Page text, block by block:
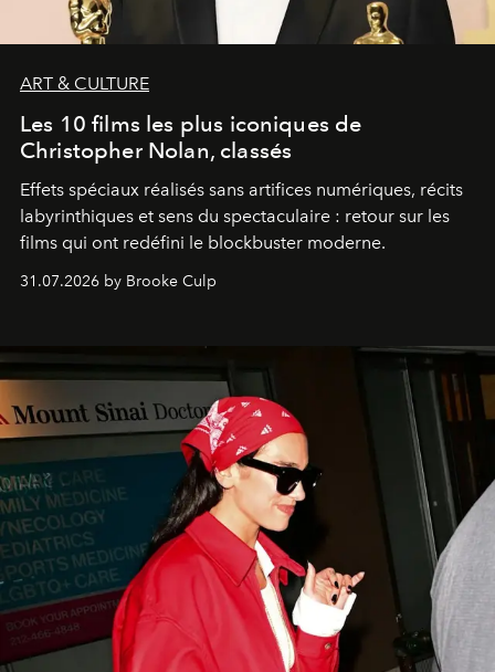
ART & CULTURE
Les 10 films les plus iconiques de
Christopher Nolan, classés
Effets spéciaux réalisés sans artifices numériques, récits
labyrinthiques et sens du spectaculaire : retour sur les
films qui ont redéfini le blockbuster moderne.
31.07.2026 by Brooke Culp